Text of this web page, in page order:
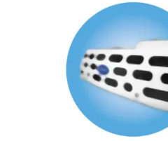
POLITIQUE